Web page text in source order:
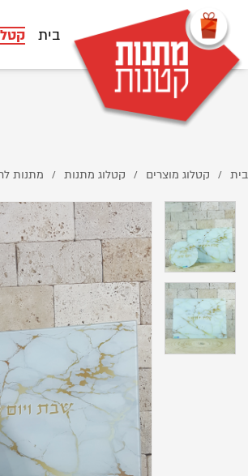
%D7%9C%D7%A1%D7%99%D7%A8-
%D7%96%D7%94%D7%91-1/
בית
בית / קטלוג מוצרים / קטלוג מתנות / מתנות